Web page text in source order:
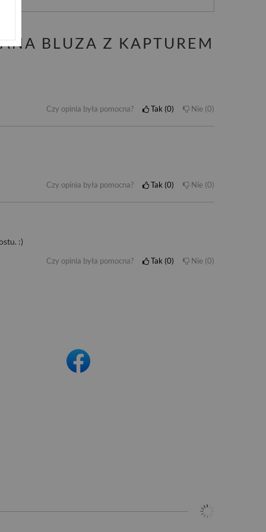
BLUZA Z KAPTUREM
Czy opinia była pomocna? Tak 0 Nie 0
Czy opinia była pomocna? Tak 0 Nie 0
:)
Czy opinia była pomocna? Tak 0 Nie 0